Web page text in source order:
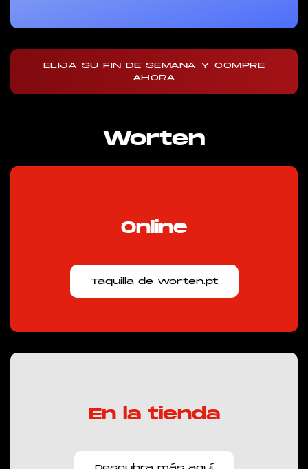
ELIJA SU FIN DE SEMANA Y COMPRE
AHORA
Worten
Online
Taquilla de Worten.pt
En la tienda